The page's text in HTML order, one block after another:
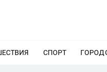
ЕЩЕ
СПОРТ ЕЩЕ